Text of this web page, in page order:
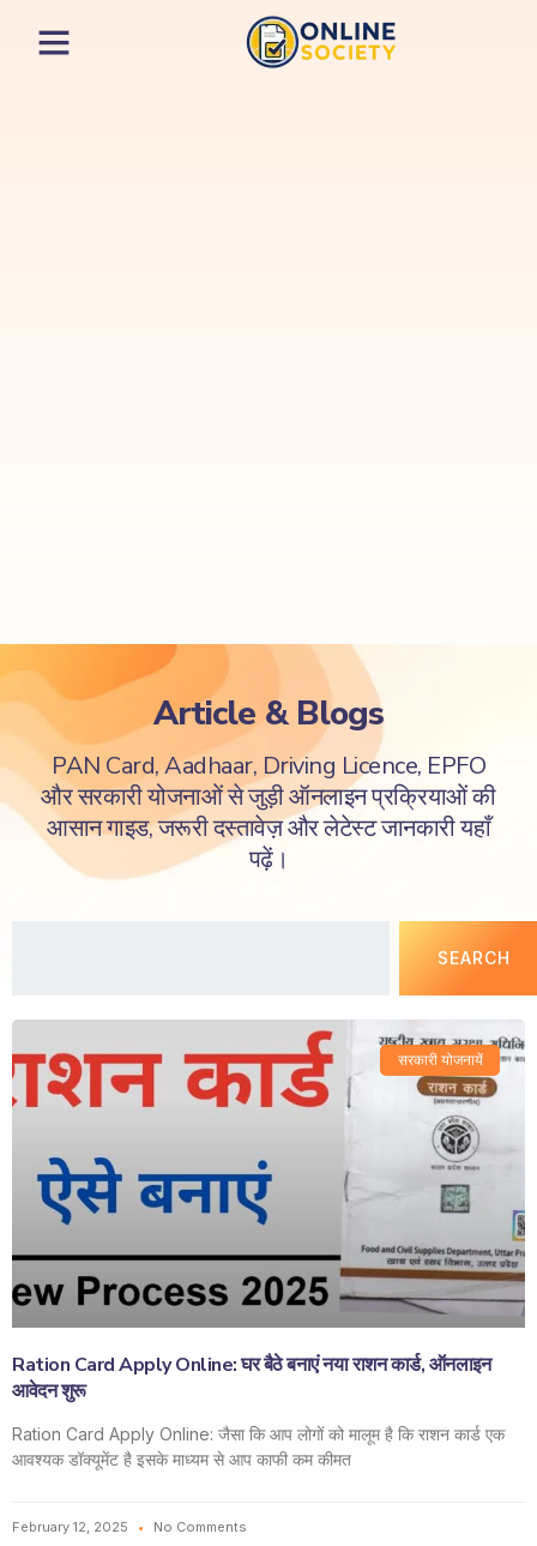
Article & Blogs
PAN Card, Aadhaar, Driving Licence, EPFO
और सरकारी योजनाओं से जुड़ी ऑनलाइन प्रक्रियाओं की
आसान गाइड, जरूरी दस्तावेज़ और लेटेस्ट जानकारी यहाँ
पढ़ें।
SEARCH
सरकारी योजनायें
Ration Card Apply Online: घर बैठे बनाएं नया राशन कार्ड, ऑनलाइन
आवेदन शुरू
Ration Card Apply Online: जैसा कि आप लोगों को मालूम है कि राशन कार्ड एक
आवश्यक डॉक्यूमेंट है इसके माध्यम से आप काफी कम कीमत
February 12, 2025 No Comments